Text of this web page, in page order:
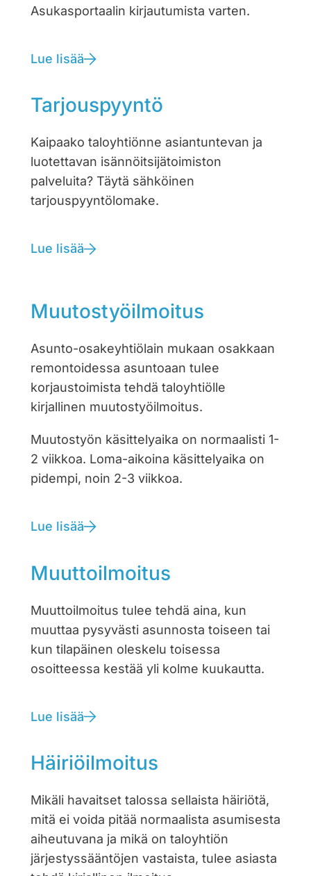
Asukasportaalin kirjautumista varten.
Lue lisää
Tarjouspyyntö
Kaipaako taloyhtiönne asiantuntevan ja
luotettavan isännöitsijätoimiston
palveluita? Täytä sähköinen
tarjouspyyntölomake.
Lue lisää
Muutostyöilmoitus
Asunto-osakeyhtiölain mukaan osakkaan
remontoidessa asuntoaan tulee
korjaustoimista tehdä taloyhtiölle
kirjallinen muutostyöilmoitus.
Muutostyön käsittelyaika on normaalisti 1-
2 viikkoa. Loma-aikoina käsittelyaika on
pidempi, noin 2-3 viikkoa.
Lue lisää
Muuttoilmoitus
Muuttoilmoitus tulee tehdä aina, kun
muuttaa pysyvästi asunnosta toiseen tai
kun tilapäinen oleskelu toisessa
osoitteessa kestää yli kolme kuukautta.
Lue lisää
Häiriöilmoitus
Mikäli havaitset talossa sellaista häiriötä,
mitä ei voida pitää normaalista asumisesta
aiheutuvana ja mikä on taloyhtiön
järjestyssääntöjen vastaista, tulee asiasta